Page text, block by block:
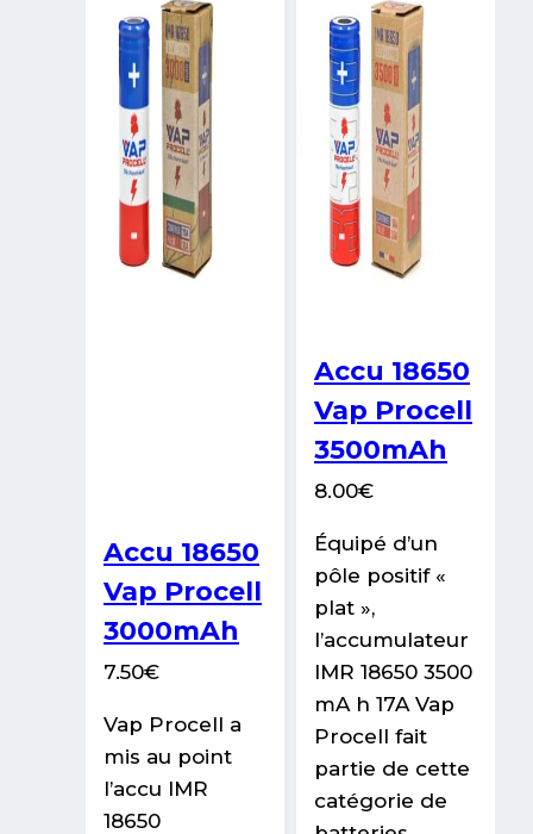
voopoo
vprime
xlim pro 2
xros 5 mini
Accu 18650
Vap Procell
3000mAh
7.50€
Vap Procell a
mis au point
l’accu IMR
18650
Accu 18650
Vap Procell
3500mAh
8.00€
Équipé d’un
pôle positif «
plat »,
l’accumulateur
IMR 18650 3500
mA h 17A Vap
Procell fait
partie de cette
catégorie de